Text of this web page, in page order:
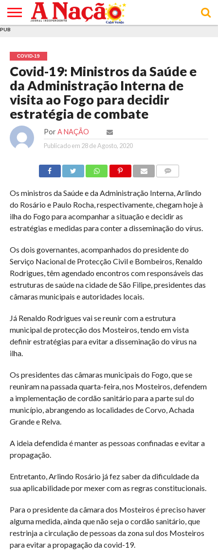
E DE
COOKIES
DE
UTILIZAÇÃO
PUB
COVID-19
Covid-19: Ministros da Saúde e
da Administração Interna de
visita ao Fogo para decidir
estratégia de combate
Por A NAÇÃO
Publicado em 28 de Agosto, 2020
Os ministros da Saúde e da Administração Interna, Arlindo
do Rosário e Paulo Rocha, respectivamente, chegam hoje à
ilha do Fogo para acompanhar a situação e decidir as
estratégias e medidas para conter a disseminação do vírus.
Os dois governantes, acompanhados do presidente do
Serviço Nacional de Protecção Civil e Bombeiros, Renaldo
Rodrigues, têm agendado encontros com responsáveis das
estruturas de saúde na cidade de São Filipe, presidentes das
câmaras municipais e autoridades locais.
Já Renaldo Rodrigues vai se reunir com a estrutura
municipal de protecção dos Mosteiros, tendo em vista
definir estratégias para evitar a disseminação do vírus na
ilha.
Os presidentes das câmaras municipais do Fogo, que se
reuniram na passada quarta-feira, nos Mosteiros, defendem
a implementação de cordão sanitário para a parte sul do
município, abrangendo as localidades de Corvo, Achada
Grande e Relva.
A ideia defendida é manter as pessoas confinadas e evitar a
propagação.
Entretanto, Arlindo Rosário já fez saber da dificuldade da
sua aplicabilidade por mexer com as regras constitucionais.
Para o presidente da câmara dos Mosteiros é preciso haver
alguma medida, ainda que não seja o cordão sanitário, que
restrinja a circulação de pessoas da zona sul dos Mosteiros
para evitar a propagação da covid-19.